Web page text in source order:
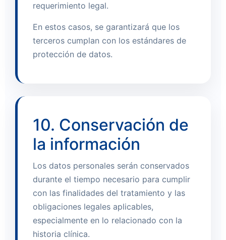
requerimiento legal.
En estos casos, se garantizará que los
terceros cumplan con los estándares de
protección de datos.
10. Conservación de
la información
Los datos personales serán conservados
durante el tiempo necesario para cumplir
con las finalidades del tratamiento y las
obligaciones legales aplicables,
especialmente en lo relacionado con la
historia clínica.